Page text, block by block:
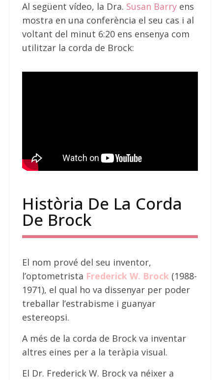
Al següent vídeo, la Dra. Susan Barryens
mostra en una conferència el seu cas i al
voltant del minut 6:20 ens ensenya com
utilitzar la corda de Brock:
Història De La Corda
De Brock
El nom prové del seu inventor,
l’optometrista Frederick W. Brock (1988-
1971), el qual ho va dissenyar per poder
treballar l’estrabisme i guanyar
estereopsi.
A més de la corda de Brock va inventar
altres eines per a la teràpia visual.
El Dr. Frederick W. Brock va néixer a